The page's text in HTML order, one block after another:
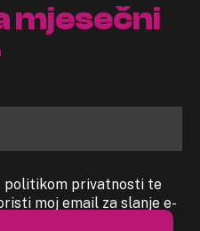
mjesečni
politikom privatnosti te
moj email za slanje e-